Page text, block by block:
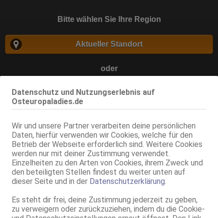
Datenschutz und Nutzungserlebnis auf
Osteuropaladies.de
Wir und unsere Partner verarbeiten deine persönlichen
Daten, hierfür verwenden wir Cookies, welche für den
Betrieb der Webseite erforderlich sind. Weitere Cookies
werden nur mit deiner Zustimmung verwendet.
Einzelheiten zu den Arten von Cookies, ihrem Zweck und
den beteiligten Stellen findest du weiter unten auf
dieser Seite und in der Datenschutzerklärung
Es steht dir frei, deine Zustimmung jederzeit zu geben,
zu verweigern oder zurückzuziehen, indem du die Cookie-
Bitte wählen Sie Ihre Region
Aktueller Standort
oder
Zurück